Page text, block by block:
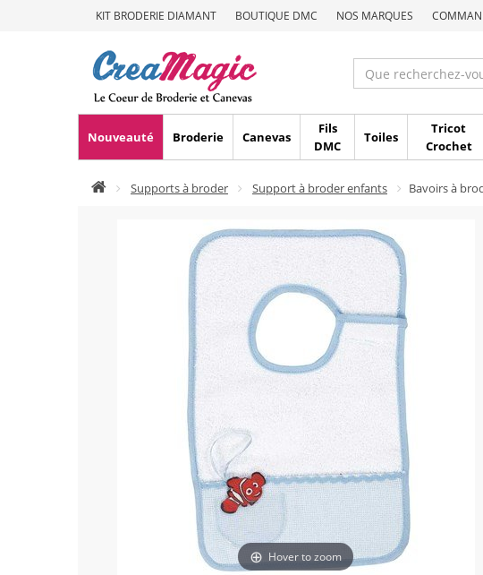
KIT BRODERIE DIAMANT BOUTIQUE DMC NOS MARQUES
Nouveauté Broderie Canevas
Fils
DMC
Toiles
Tricot
Crochet
Supports à broder Support à broder enfants Bavoirs à
Hover to zoom